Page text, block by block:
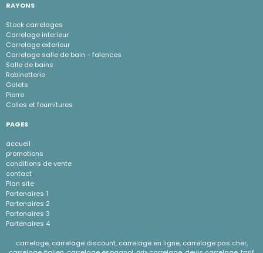
RAYONS
Stock carrelages
Carrelage interieur
Carrelage exterieur
Carrelage salle de bain - faÏences
Salle de bains
Robinetterie
Galets
Pierre
Colles et fournitures
PAGES
accueil
promotions
conditions de vente
contact
Plan site
Partenaires 1
Partenaires 2
Partenaires 3
Partenaires 4
carrelage, carrelage discount, carrelage en ligne, carrelage pas cher,